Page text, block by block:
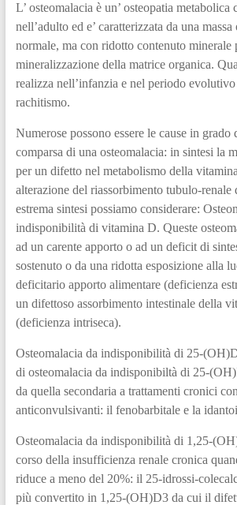
L’ osteomalacia è un’ osteopatia metabolica
nell’adulto ed e’ caratterizzata da una
normale, ma con ridotto contenuto minerale
mineralizzazione della matrice organica.
realizza nell’infanzia e nel periodo
rachitismo.
Numerose possono essere le cause in grado
comparsa di una osteomalacia: in sintesi la
per un difetto nel metabolismo della
alterazione del riassorbimento tubulo-renale
estrema sintesi possiamo considerare:
indisponibilità di vitamina D. Queste
ad un carente apporto o ad un deficit di
sostenuto o da una ridotta esposizione alla
deficitario apporto alimentare (deficienza
un difettoso assorbimento intestinale della
(deficienza intriseca).
Osteomalacia da indisponibilità di 25-
di osteomalacia da indisponibiltà di 25-
da quella secondaria a trattamenti cronici
anticonvulsivanti: il fenobarbitale e la
Osteomalacia da indisponibilità di 1,25-
corso della insufficienza renale cronica
riduce a meno del 20%: il 25-idrossi-
più convertito in 1,25-(OH)D3 da cui il